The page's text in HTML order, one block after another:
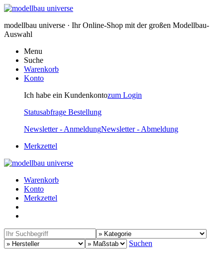
modellbau universe · Ihr Online-Shop mit der großen Modellbau-
Auswahl
Menu
Suche
Warenkorb
Konto
Ich habe ein Kundenkontozum Login
Statusabfrage Bestellung
Newsletter - AnmeldungNewsletter - Abmeldung
Merkzettel
Warenkorb
Konto
Merkzettel
Suchen